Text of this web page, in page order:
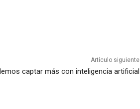
Artículo siguiente
captar más con inteligencia artificial